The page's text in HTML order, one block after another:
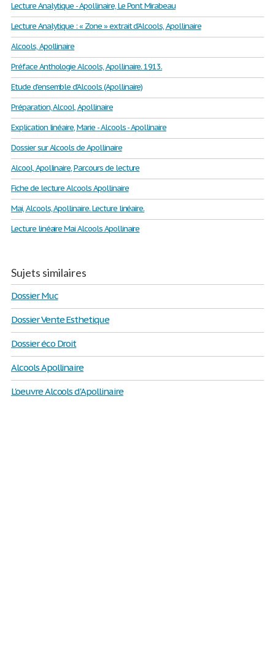
Lecture Analytique - Apollinaire, Le Pont Mirabeau
Lecture Analytique : « Zone » extrait d’Alcools, Apollinaire
Alcools, Apollinaire
Préface Anthologie Alcools, Apollinaire. 1913.
Etude d'ensemble d'Alcools (Apollinaire)
Préparation, Alcool, Apollinaire
Explication linéaire, Marie - Alcools - Apollinaire
Dossier sur Alcools de Apollinaire
Alcool, Apollinaire, Parcours de lecture
Fiche de lecture Alcools Apollinaire
Mai, Alcools, Apollinaire. Lecture linéaire.
Lecture linéaire Mai Alcools Apollinaire
Sujets similaires
Dossier Muc
Dossier Vente Esthetique
Dossier éco Droit
Alcools Apollinaire
L'oeuvre Alcools d'Apollinaire